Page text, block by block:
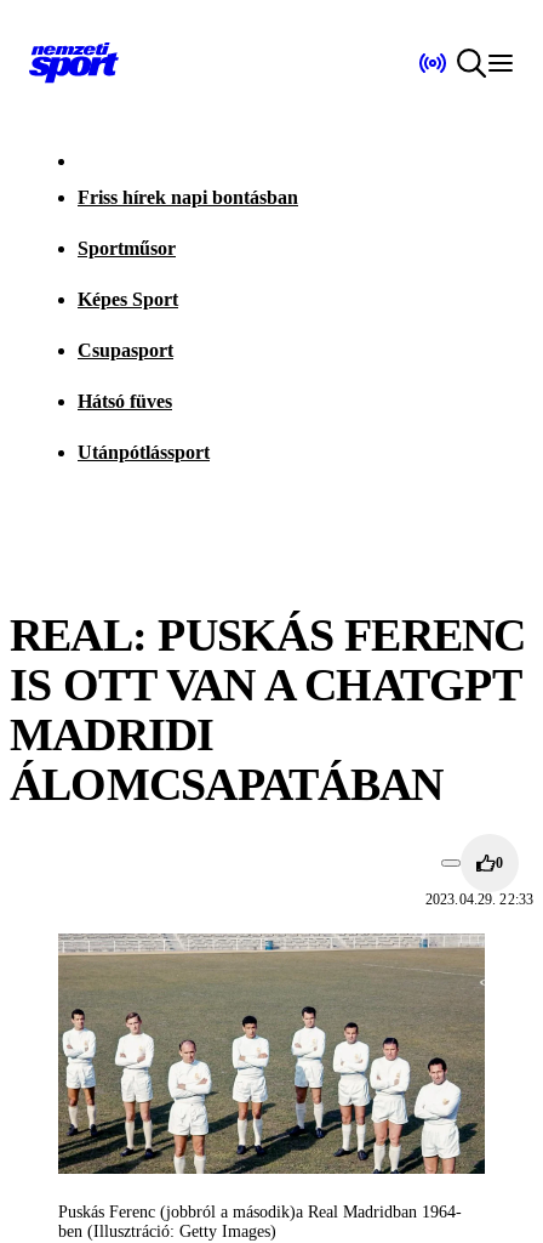
Friss hírek napi bontásban
Sportműsor
Képes Sport
Csupasport
Hátsó füves
Utánpótlássport
REAL: PUSKÁS FERENC
IS OTT VAN A CHATGPT
MADRIDI
ÁLOMCSAPATÁBAN
0
2023.04.29. 22:33
Puskás Ferenc (jobbról a második)a Real Madridban 1964-
ben (Illusztráció: Getty Images)